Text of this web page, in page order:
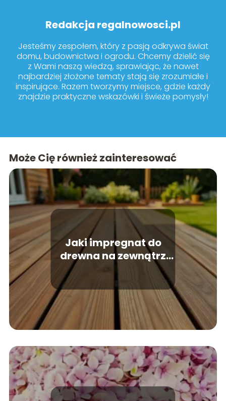
Redakcja regalnowosci.pl
Jesteśmy zespołem, który z pasją odkrywa świat
domu, budownictwa i ogrodu. Chcemy dzielić się
z Wami naszą wiedzą, sprawiając, że nawet
najbardziej złożone tematy stają się zrozumiałe i
inspirujące. Razem tworzymy miejsce, gdzie każdy
znajdzie praktyczne wskazówki i świeże pomysły!
Może Cię również zainteresować
Jaki impregnat do
drewna na zewnątrz
ranking najlepszych
produktów